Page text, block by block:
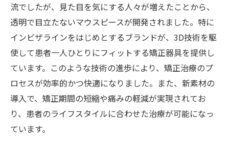
なぜ妙典駅で矯正を始めるべきか
歯並びを整えるためのステップ
ストレスフリーな歯科矯正透明マウスピースの
選び方
自分に合ったマウスピースを選ぶポイント
歯科医院選びのコツと注意点
妙典駅周辺での透明マウスピース比較
流でしたが、見た目を気にする人々が増えたことから、
透明で目立たないマウスピースが開発されました。特に
インビザラインをはじめとするブランドが、3D技術を駆
使して患者一人ひとりにフィットする矯正器具を提供し
ています。このような技術の進歩により、矯正治療のプ
ロセスが効率的かつ快適になりました。また、新素材の
導入で、矯正期間の短縮や痛みの軽減が実現されてお
り、患者のライフスタイルに合わせた治療が可能になっ
ています。